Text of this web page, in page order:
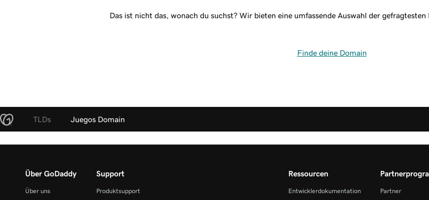
Das ist nicht das, wonach du suchst? Wir bieten eine umfassende Auswahl der
Finde deine Domain
TLDs Juegos Domain
Über GoDaddy
Über uns
Support
Produktsupport
Ressourcen
Entwicklerdokumentation Partner